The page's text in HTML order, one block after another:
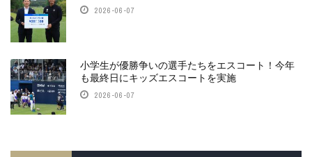
2026-06-07
小学生が優勝争いの選手たちをエスコート！今年
も最終日にキッズエスコートを実施
2026-06-07